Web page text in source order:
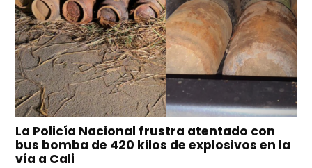
La Policía Nacional frustra atentado con
bus bomba de 420 kilos de explosivos en la
vía a Cali